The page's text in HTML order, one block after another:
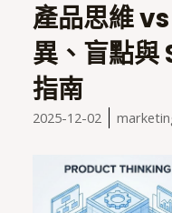
產品思維
異、盲點與
指南
2025-12-02